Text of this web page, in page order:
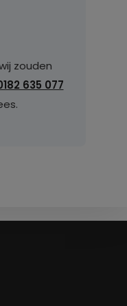
zouden
635 077